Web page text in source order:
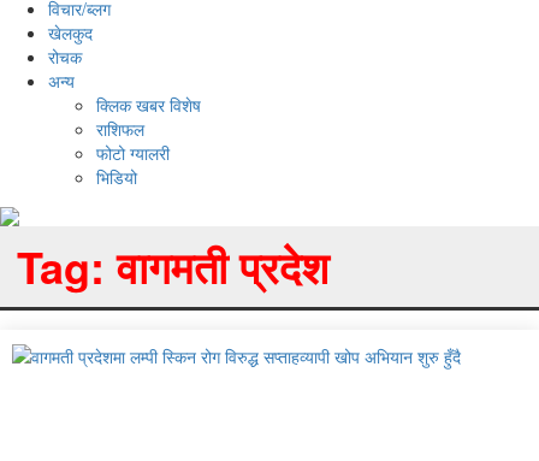
विचार/ब्लग
खेलकुद
रोचक
अन्य
क्लिक खबर विशेष
राशिफल
फोटो ग्यालरी
भिडियो
Tag:वागमती प्रदेश